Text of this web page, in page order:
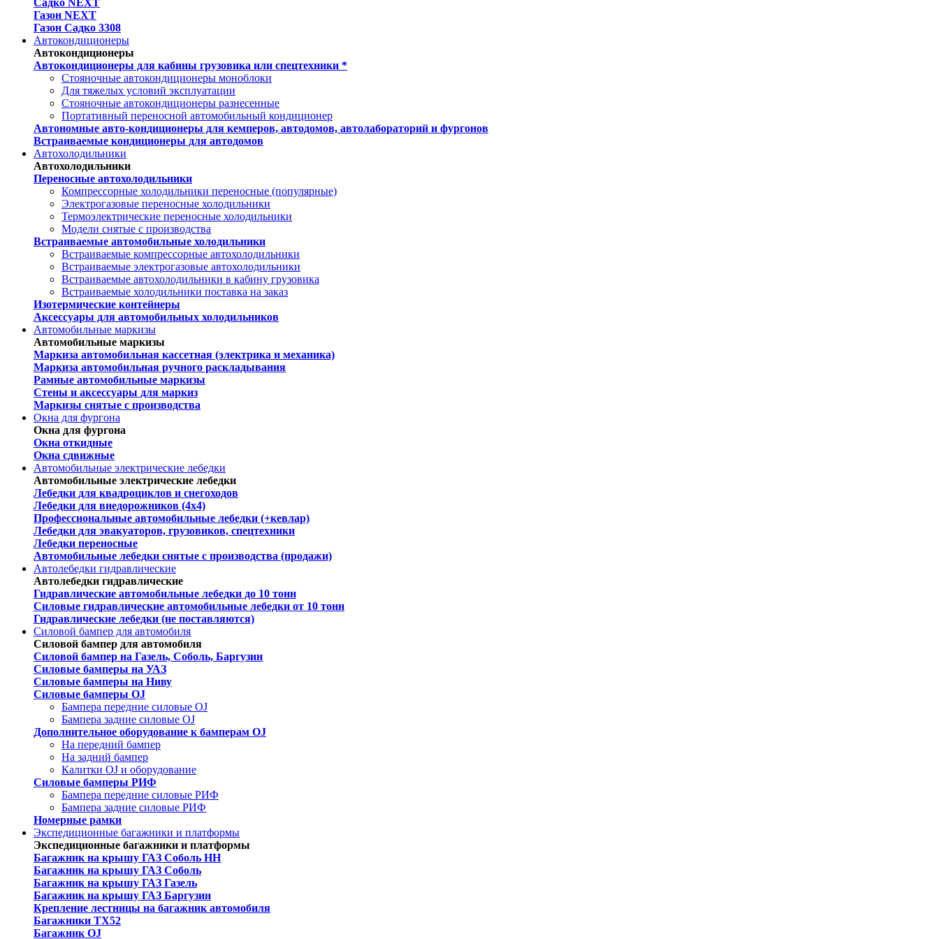
Садко NEXT
Газон NEXT
Газон Садко 3308
Автокондиционеры
Автокондиционеры
Автокондиционеры для кабины грузовика или спецтехники *
Стояночные автокондиционеры моноблоки
Для тяжелых условий эксплуатации
Стояночные автокондиционеры разнесенные
Портативный переносной автомобильный кондиционер
Автономные авто-кондиционеры для кемперов, автодомов, автолабораторий и фургонов
Встраиваемые кондиционеры для автодомов
Автохолодильники
Автохолодильники
Переносные автохолодильники
Компрессорные холодильники переносные (популярные)
Электрогазовые переносные холодильники
Термоэлектрические переносные холодильники
Модели снятые с производства
Встраиваемые автомобильные холодильники
Встраиваемые компрессорные автохолодильники
Встраиваемые электрогазовые автохолодильники
Встраиваемые автохолодильники в кабину грузовика
Встраиваемые холодильники поставка на заказ
Изотермические контейнеры
Аксессуары для автомобильных холодильников
Автомобильные маркизы
Автомобильные маркизы
Маркиза автомобильная кассетная (электрика и механика)
Маркиза автомобильная ручного раскладывания
Рамные автомобильные маркизы
Стены и аксессуары для маркиз
Маркизы снятые с производства
Окна для фургона
Окна для фургона
Окна откидные
Окна сдвижные
Автомобильные электрические лебедки
Автомобильные электрические лебедки
Лебедки для квадроциклов и снегоходов
Лебедки для внедорожников (4х4)
Профессиональные автомобильные лебедки (+кевлар)
Лебедки для эвакуаторов, грузовиков, спецтехники
Лебедки переносные
Автомобильные лебедки снятые с производства (продажи)
Автолебедки гидравлические
Автолебедки гидравлические
Гидравлические автомобильные лебедки до 10 тонн
Силовые гидравлические автомобильные лебедки от 10 тонн
Гидравлические лебедки (не поставляются)
Силовой бампер для автомобиля
Силовой бампер для автомобиля
Силовой бампер на Газель, Соболь, Баргузин
Силовые бамперы на УАЗ
Силовые бамперы на Ниву
Силовые бамперы OJ
Бампера передние силовые OJ
Бампера задние силовые OJ
Дополнительное оборудование к бамперам OJ
На передний бампер
На задний бампер
Калитки OJ и оборудование
Силовые бамперы РИФ
Бампера передние силовые РИФ
Бампера задние силовые РИФ
Номерные рамки
Экспедиционные багажники и платформы
Экспедиционные багажники и платформы
Багажник на крышу ГАЗ Соболь НН
Багажник на крышу ГАЗ Соболь
Багажник на крышу ГАЗ Газель
Багажник на крышу ГАЗ Баргузин
Крепление лестницы на багажник автомобиля
Багажники ТХ52
Багажник OJ